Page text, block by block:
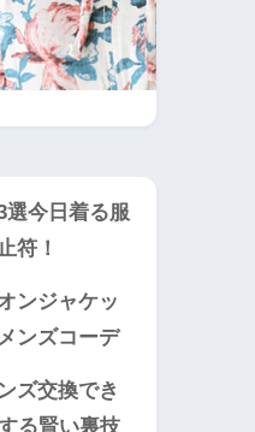
選今日着る服
符！
ンジャケッ
ンズコーデ
ズ交換でき
る賢い裏技